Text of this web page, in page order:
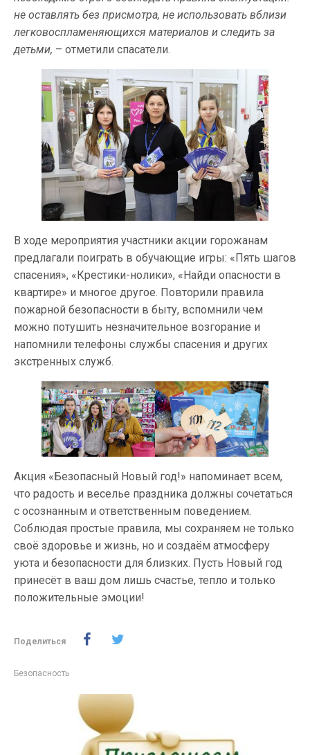
не оставлять без присмотра, не использовать вблизи
легковоспламеняющихся материалов и следить за
детьми, – отметили спасатели.
В ходе мероприятия участники акции горожанам
предлагали поиграть в обучающие игры: «Пять шагов
спасения», «Крестики-нолики», «Найди опасности в
квартире» и многое другое. Повторили правила
пожарной безопасности в быту, вспомнили чем
можно потушить незначительное возгорание и
напомнили телефоны службы спасения и других
экстренных служб.
Акция «Безопасный Новый год!» напоминает всем,
что радость и веселье праздника должны сочетаться
с осознанным и ответственным поведением.
Соблюдая простые правила, мы сохраняем не только
своё здоровье и жизнь, но и создаём атмосферу
уюта и безопасности для близких. Пусть Новый год
принесёт в ваш дом лишь счастье, тепло и только
положительные эмоции!
Поделиться
Безопасность